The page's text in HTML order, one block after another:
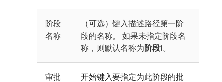
阶段
名称
（可选）键入描述路径第一阶
段的名称。 如果未指定阶段名
称，则默认名称为阶段1。
审批
开始键入要指定为此阶段的批